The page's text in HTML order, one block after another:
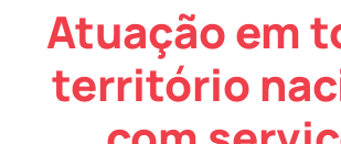
Atuação em
território